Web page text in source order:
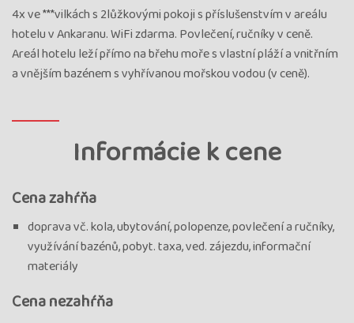
4x ve ***vilkách s 2lůžkovými pokoji s příslušenstvím v areálu
hotelu v Ankaranu. WiFi zdarma. Povlečení, ručníky v ceně.
Areál hotelu leží přímo na břehu moře s vlastní pláží a vnitřním
a vnějším bazénem s vyhřívanou mořskou vodou (v ceně).
Informácie k cene
Cena zahŕňa
doprava vč. kola, ubytování, polopenze, povlečení a ručníky,
využívání bazénů, pobyt. taxa, ved. zájezdu, informační
materiály
Cena nezahŕňa